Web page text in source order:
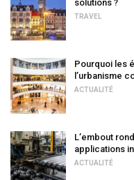
solutions ?
TRAVEL
Pourquoi les
l’urbanisme
ACTUALITÉ
L’embout
applications
ACTUALITÉ